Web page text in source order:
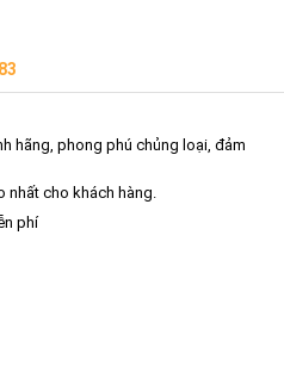
hãng, phong phú chủng loại, đảm
nhất cho khách hàng.
phí